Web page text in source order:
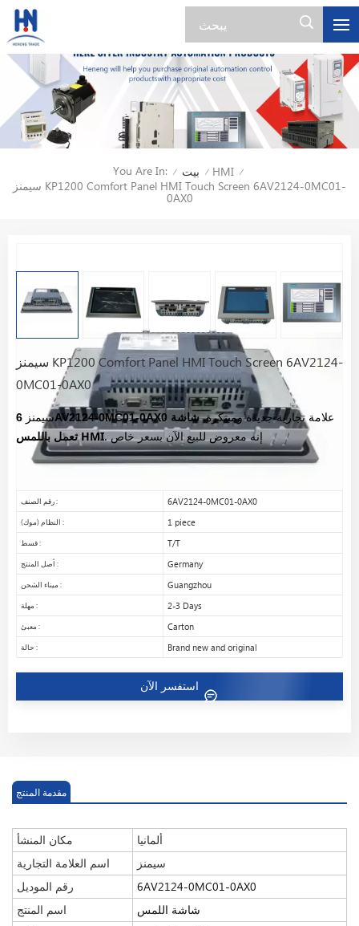
You Are In: / بيت / HMI /
سيمنز KP1200 Comfort Panel HMI Touch Screen 6AV2124-0MC01-
0AX0
سيمنز KP1200 Comfort Panel HMI Touch Screen 6AV2124-
0MC01-0AX0
سيمنز6AV2124-0MC01-0AX0 علامة تجارية جديدة ومبتكرة. شاشة
تعمل باللمس HMI.إنه معروض للبيع الآن بسعر خاص
رقم الصنف : 6AV2124-0MC01-0AX0
النظام (موك) : 1 piece
قسط : T/T
أصل المنتج : Germany
ميناء الشحن : Guangzhou
مهلة : 2-3 Days
معبئ : Carton
حالة : Brand new and original
مقدمة المنتج
مكان المنشأ
ألمانيا
اسم العلامة التجارية
سيمنز
رقم الموديل
6AV2124-0MC01-0AX0
اسم المنتج شاشة اللمس